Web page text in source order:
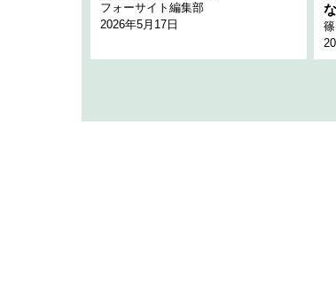
フォーサイト編集部
2026年5月17日